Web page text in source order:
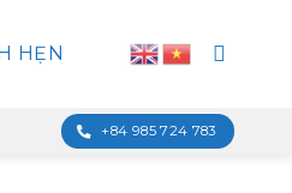
HẸN
+84 985 724 783